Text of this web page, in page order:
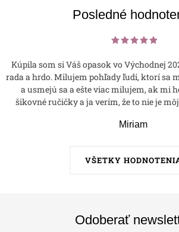
Posledné
VŠETKY
Kúpila som si Váš opasok vo Východnej
rada a hrdo. Milujem pohľady ľudí, ktorí sa
a usmejú sa a ešte viac milujem, ak mi
šikovné ručičky a ja verím, že to nie je
Miriam
Odoberať